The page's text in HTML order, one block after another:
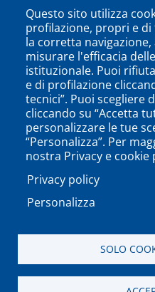
SEGUICI SU
PODCAST
Questo sito utilizza
profilazione, propri e
la corretta
misurare l'efficacia
istituzionale. Puoi
e di profilazione
tecnici”. Puoi scegliere
cliccando su “Accetta
personalizzare le tue
“Personalizza”. Per
nostra Privacy e cookie
Privacy policy
Personalizza
SOLO
Università degli Studi del